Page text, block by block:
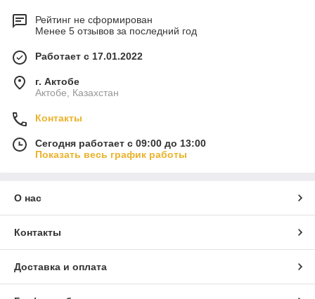
Рейтинг не сформирован
Менее 5 отзывов за последний год
Работает с 17.01.2022
г. Актобе
Актобе, Казахстан
Контакты
Сегодня работает с 09:00 до 13:00
Показать весь график работы
О нас
Контакты
Доставка и оплата